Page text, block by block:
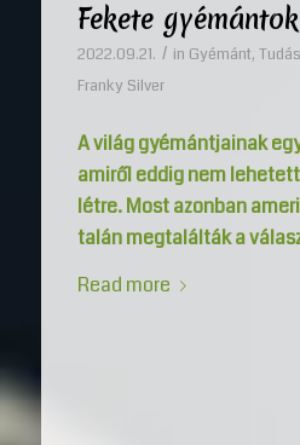
Fekete
2022.09.21. / in Gyémánt,
Franky Silver
A világ gyémántjainak
amiről eddig nem
létre. Most azonban
talán megtalálták a
Read more